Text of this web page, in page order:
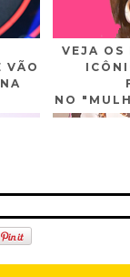
VÃO
VEJA OS
NO